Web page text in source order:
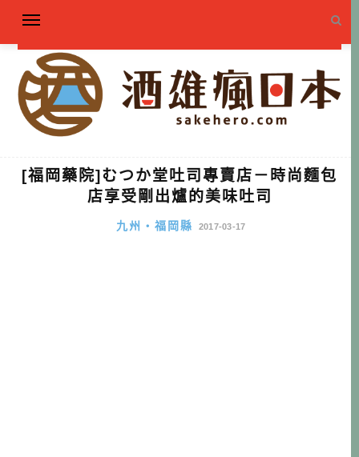
[福岡藥院]むつか堂吐司專賣店－時尚麵包
店享受剛出爐的美味吐司
九州・福岡縣 2017-03-17